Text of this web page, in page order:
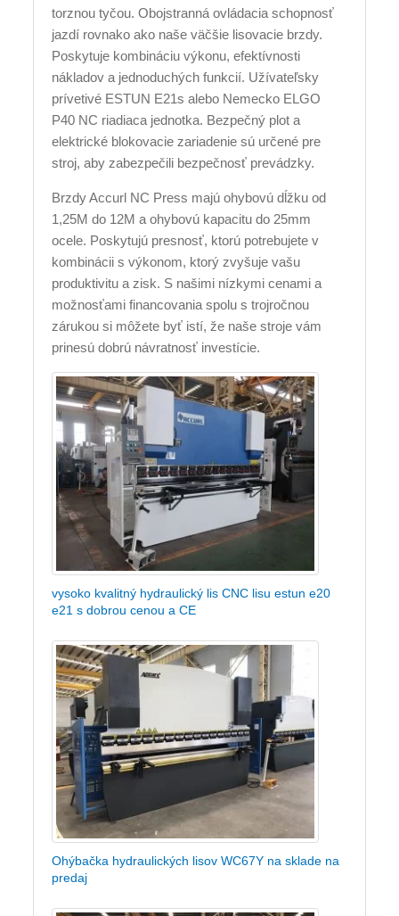
torznou tyčou. Obojstranná ovládacia schopnosť
jazdí rovnako ako naše väčšie lisovacie brzdy.
Poskytuje kombináciu výkonu, efektívnosti
nákladov a jednoduchých funkcií. Užívateľsky
prívetivé ESTUN E21s alebo Nemecko ELGO
P40 NC riadiaca jednotka. Bezpečný plot a
elektrické blokovacie zariadenie sú určené pre
stroj, aby zabezpečili bezpečnosť prevádzky.
Brzdy Accurl NC Press majú ohybovú dĺžku od
1,25M do 12M a ohybovú kapacitu do 25mm
ocele. Poskytujú presnosť, ktorú potrebujete v
kombinácii s výkonom, ktorý zvyšuje vašu
produktivitu a zisk. S našimi nízkymi cenami a
možnosťami financovania spolu s trojročnou
zárukou si môžete byť istí, že naše stroje vám
prinesú dobrú návratnosť investície.
vysoko kvalitný hydraulický lis CNC lisu estun e20
e21 s dobrou cenou a CE
Ohýbačka hydraulických lisov WC67Y na sklade na
predaj